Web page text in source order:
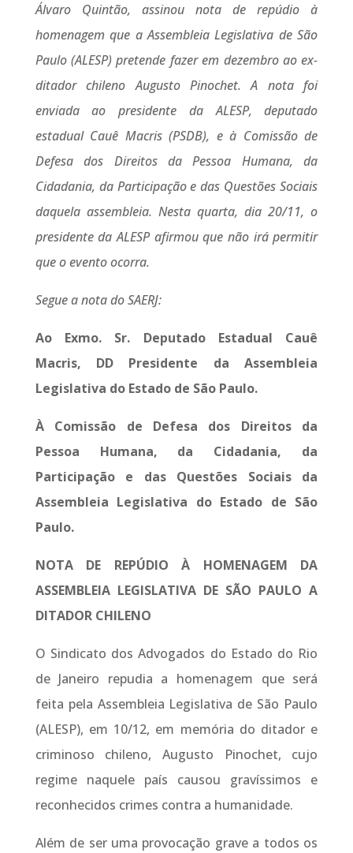
Álvaro Quintão, assinou nota de repúdio à
homenagem que a Assembleia Legislativa de São
Paulo (ALESP) pretende fazer em dezembro ao ex-
ditador chileno Augusto Pinochet. A nota foi
enviada ao presidente da ALESP, deputado
estadual Cauê Macris (PSDB), e à Comissão de
Defesa dos Direitos da Pessoa Humana, da
Cidadania, da Participação e das Questões Sociais
daquela assembleia. Nesta quarta, dia 20/11, o
presidente da ALESP afirmou que não irá permitir
que o evento ocorra.
Segue a nota do SAERJ:
Ao Exmo. Sr. Deputado Estadual Cauê
Macris, DD Presidente da Assembleia
Legislativa do Estado de São Paulo.
À Comissão de Defesa dos Direitos da
Pessoa Humana, da Cidadania, da
Participação e das Questões Sociais da
Assembleia Legislativa do Estado de São
Paulo.
NOTA DE REPÚDIO À HOMENAGEM DA
ASSEMBLEIA LEGISLATIVA DE SÃO PAULO A
DITADOR CHILENO
O Sindicato dos Advogados do Estado do Rio
de Janeiro repudia a homenagem que será
feita pela Assembleia Legislativa de São Paulo
(ALESP), em 10/12, em memória do ditador e
criminoso chileno, Augusto Pinochet, cujo
regime naquele país causou gravíssimos e
reconhecidos crimes contra a humanidade.
Além de ser uma provocação grave a todos os